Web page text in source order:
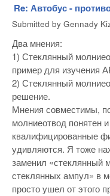
Re: Автобус -
Submitted by Gennady
Два мнения:
1) Стеклянный
пример для изучения
2) Стеклянный
решение.
Мнения совместимы,
молниеотвод понятен
квалифицированные
удивляются. Я тоже
заменил «стеклянный
стеклянных ампул» в
просто ушел от этого